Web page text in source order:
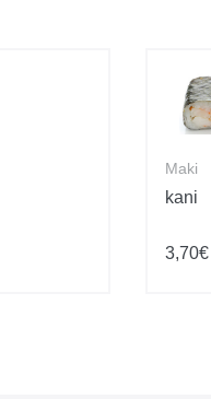
Maki
kani
3,70€